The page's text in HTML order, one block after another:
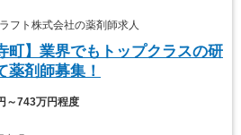
フト株式会社の薬剤師求人
町】業界でもトップクラスの研
薬剤師募集！
～743万円程度